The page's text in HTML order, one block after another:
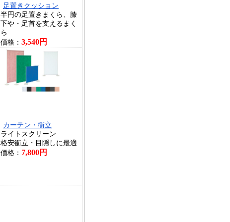
足置きクッション
半円の足置きまくら、膝
下や・足首を支えるまく
ら
価格： 3,540円
カーテン・衝立
ライトスクリーン
格安衝立・目隠しに最適
価格： 7,800円